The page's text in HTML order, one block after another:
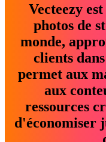
Vecteezy
photos de
monde,
clients
permet aux
aux
ressources
d'économiser